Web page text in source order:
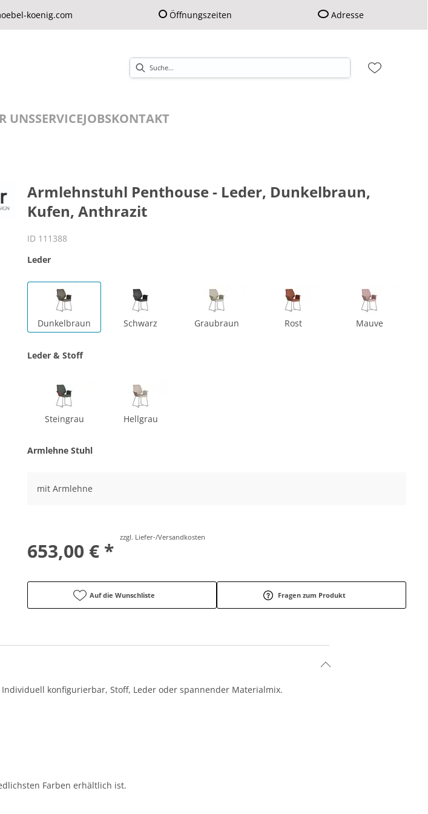
koenig.com Öffnungszeiten Adresse
UNSSERVICEJOBSKONTAKT
Armlehnstuhl Penthouse - Leder, Dunkelbraun,
Kufen, Anthrazit
ID 111388
Leder
Dunkelbraun Schwarz Graubraun Rost Mauve
Leder & Stoff
Steingrau Hellgrau
Armlehne Stuhl
mit Armlehne
653,00 € *
zzgl. Liefer-/Versandkosten
Auf die Wunschliste Fragen zum Produkt
konfigurierbar, Stoff, Leder oder spannender Materialmix.
Farben erhältlich ist.